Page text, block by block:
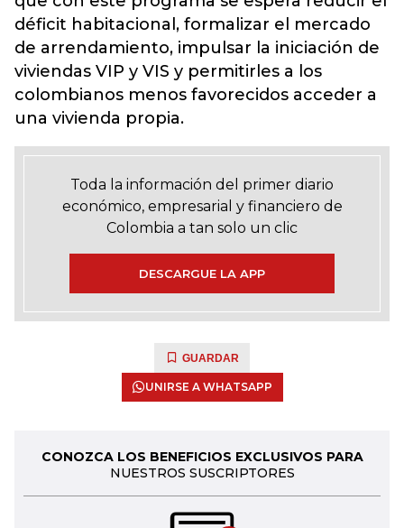
déficit habitacional, formalizar el mercado
de arrendamiento, impulsar la iniciación de
viviendas VIP y VIS y permitirles a los
colombianos menos favorecidos acceder a
una vivienda propia.
Toda la información del primer diario
económico, empresarial y financiero de
Colombia a tan solo un clic
DESCARGUE LA APP
GUARDAR
UNIRSE A WHATSAPP
CONOZCA LOS BENEFICIOS EXCLUSIVOS PARA
NUESTROS SUSCRIPTORES